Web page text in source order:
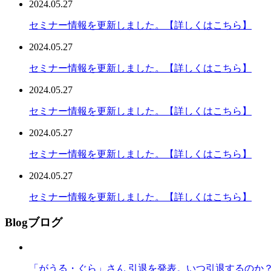
2024.05.27
セミナー情報を更新しました。【詳しくはこちら】
2024.05.27
セミナー情報を更新しました。【詳しくはこちら】
2024.05.27
セミナー情報を更新しました。【詳しくはこちら】
2024.05.27
セミナー情報を更新しました。【詳しくはこちら】
2024.05.27
セミナー情報を更新しました。【詳しくはこちら】
Blogブログ
「がうる・ぐら」さん 引退を発表。いつ引退するのか